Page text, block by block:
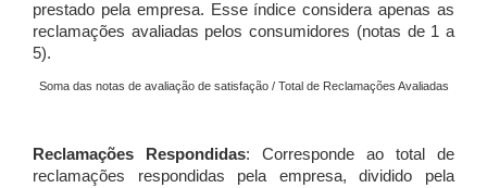
prestado pela empresa. Esse índice considera apenas as
reclamações avaliadas pelos consumidores (notas de 1 a
5).
Soma das notas de avaliação de satisfação / Total de Reclamações Avaliadas
Reclamações Respondidas: Corresponde ao total de
reclamações respondidas pela empresa, dividido pela